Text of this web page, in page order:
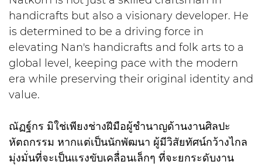
handicrafts but also a visionary developer. He
is determined to be a driving force in
elevating Nan's handicrafts and folk arts to a
global level, keeping pace with the modern
era while preserving their original identity and
value.
ณัฏฐ์กร มิใช่เพียงช่างฝีมือผู้ชำนาญด้านงานศิลปะ
หัตถกรรม หากแต่เป็นนักพัฒนา ผู้มีวิสัยทัศน์กว้างไกล
มุ่งมั่นที่จะเป็นแรงขับเคลื่อนเล็กๆ ที่จะยกระดับงาน